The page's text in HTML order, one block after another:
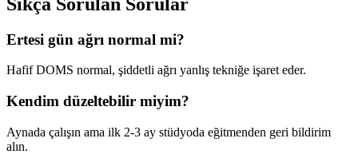
Ertesi gün ağrı normal mi?
Hafif DOMS normal, şiddetli ağrı yanlış tekniğe işaret eder.
Kendim düzeltebilir miyim?
Aynada çalışın ama ilk 2-3 ay stüdyoda eğitmenden geri bildirim
alın.